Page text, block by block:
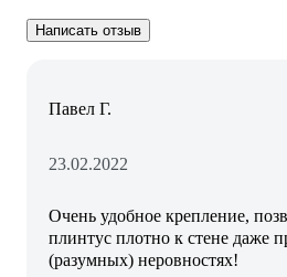
Написать отзыв
Павел Г.
23.02.2022
Очень удобное крепление,
плинтус плотно к стене даже
(разумных) неровностях!